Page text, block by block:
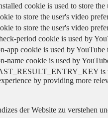
cookie is used to store
to store the user's video
to store the user's video
period cookie is used by
app cookie is used by
name cookie is used by
is
by providing more
der Website zu verstehen